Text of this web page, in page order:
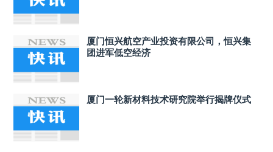
厦门恒兴航空产业投资有限公司，恒兴集
团进军低空经济
厦门一轮新材料技术研究院举行揭牌仪式